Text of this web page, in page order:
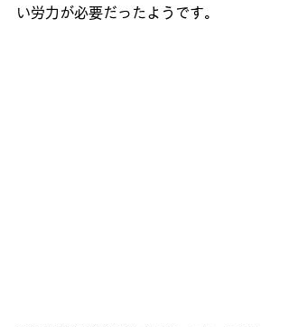
い労力が必要だったようです。